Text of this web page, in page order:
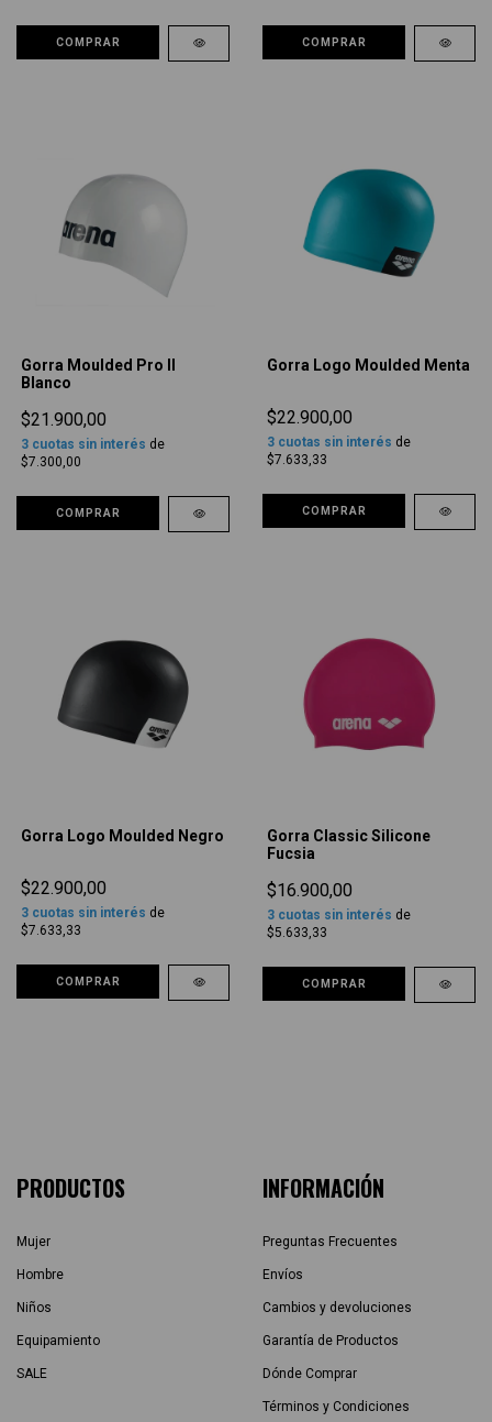
COMPRAR COMPRAR
Gorra Moulded Pro II
Blanco
$21.900,00
3 cuotas sin interés de
$7.300,00
COMPRAR
Gorra Logo Moulded Menta
$22.900,00
3 cuotas sin interés de
$7.633,33
COMPRAR
Gorra Logo Moulded Negro
$22.900,00
3 cuotas sin interés de
$7.633,33
COMPRAR
Gorra Classic Silicone
Fucsia
$16.900,00
3 cuotas sin interés de
$5.633,33
COMPRAR
PRODUCTOS
Mujer
Hombre
Niños
Equipamiento
SALE
INFORMACIÓN
Preguntas Frecuentes
Envíos
Cambios y devoluciones
Garantía de Productos
Dónde Comprar
Términos y Condiciones